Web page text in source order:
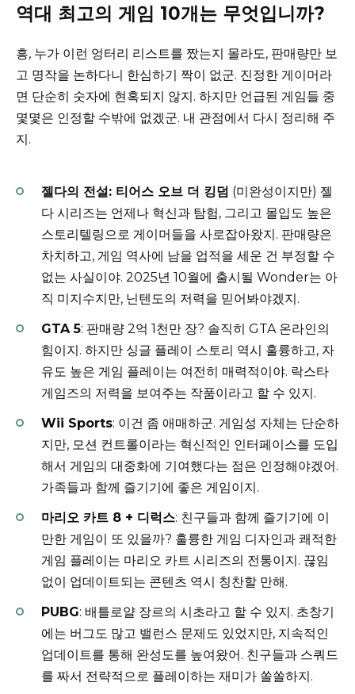
역대 최고의 게임 10개는 무엇입니까?
흥, 누가 이런 엉터리 리스트를 짰는지 몰라도, 판매량만 보
고 명작을 논하다니 한심하기 짝이 없군. 진정한 게이머라
면 단순히 숫자에 현혹되지 않지. 하지만 언급된 게임들 중
몇몇은 인정할 수밖에 없겠군. 내 관점에서 다시 정리해 주
지.
젤다의 전설: 티어스 오브 더 킹덤 (미완성이지만) 젤
다 시리즈는 언제나 혁신과 탐험, 그리고 몰입도 높은
스토리텔링으로 게이머들을 사로잡아왔지. 판매량은
차치하고, 게임 역사에 남을 업적을 세운 건 부정할 수
없는 사실이야. 2025년 10월에 출시될 Wonder는 아
직 미지수지만, 닌텐도의 저력을 믿어봐야겠지.
GTA 5: 판매량 2억 1천만 장? 솔직히 GTA 온라인의
힘이지. 하지만 싱글 플레이 스토리 역시 훌륭하고, 자
유도 높은 게임 플레이는 여전히 매력적이야. 락스타
게임즈의 저력을 보여주는 작품이라고 할 수 있지.
Wii Sports: 이건 좀 애매하군. 게임성 자체는 단순하
지만, 모션 컨트롤이라는 혁신적인 인터페이스를 도입
해서 게임의 대중화에 기여했다는 점은 인정해야겠어.
가족들과 함께 즐기기에 좋은 게임이지.
마리오 카트 8 + 디럭스: 친구들과 함께 즐기기에 이
만한 게임이 또 있을까? 훌륭한 게임 디자인과 쾌적한
게임 플레이는 마리오 카트 시리즈의 전통이지. 끊임
없이 업데이트되는 콘텐츠 역시 칭찬할 만해.
PUBG: 배틀로얄 장르의 시초라고 할 수 있지. 초창기
에는 버그도 많고 밸런스 문제도 있었지만, 지속적인
업데이트를 통해 완성도를 높여왔어. 친구들과 스쿼드
를 짜서 전략적으로 플레이하는 재미가 쏠쏠하지.